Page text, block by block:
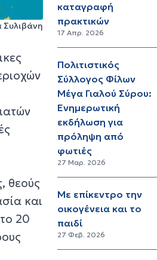
θεούς
και
20
καταγραφή
πρακτικών
17 Απρ. 2026
Πολιτιστικός
Σύλλογος Φίλων
Μέγα Γιαλού Σύρου:
Ενημερωτική
εκδήλωση για
πρόληψη από
φωτιές
27 Μαρ. 2026
Με επίκεντρο την
οικογένεια και το
παιδί
27 Φεβ. 2026